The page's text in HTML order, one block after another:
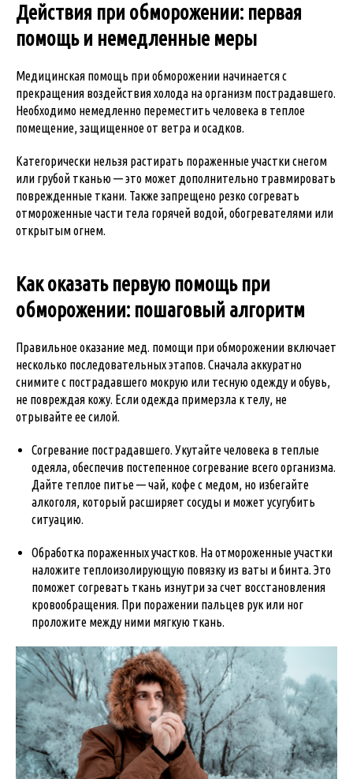
Действия при обморожении: первая
помощь и немедленные меры
Медицинская помощь при обморожении начинается с
прекращения воздействия холода на организм пострадавшего.
Необходимо немедленно переместить человека в теплое
помещение, защищенное от ветра и осадков.
Категорически нельзя растирать пораженные участки снегом
или грубой тканью — это может дополнительно травмировать
поврежденные ткани. Также запрещено резко согревать
отмороженные части тела горячей водой, обогревателями или
открытым огнем.
Как оказать первую помощь при
обморожении: пошаговый алгоритм
Правильное оказание мед. помощи при обморожении включает
несколько последовательных этапов. Сначала аккуратно
снимите с пострадавшего мокрую или тесную одежду и обувь,
не повреждая кожу. Если одежда примерзла к телу, не
отрывайте ее силой.
Согревание пострадавшего. Укутайте человека в теплые
одеяла, обеспечив постепенное согревание всего организма.
Дайте теплое питье — чай, кофе с медом, но избегайте
алкоголя, который расширяет сосуды и может усугубить
ситуацию.
Обработка пораженных участков. На отмороженные участки
наложите теплоизолирующую повязку из ваты и бинта. Это
поможет согревать ткань изнутри за счет восстановления
кровообращения. При поражении пальцев рук или ног
проложите между ними мягкую ткань.